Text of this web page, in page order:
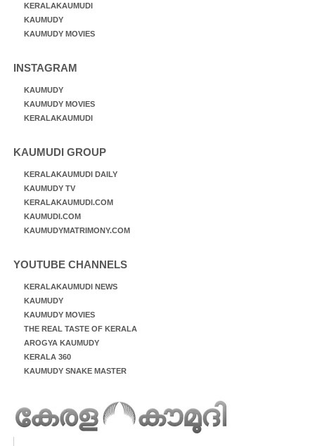
KERALAKAUMUDI
KAUMUDY
KAUMUDY MOVIES
INSTAGRAM
KAUMUDY
KAUMUDY MOVIES
KERALAKAUMUDI
KAUMUDI GROUP
KERALAKAUMUDI DAILY
KAUMUDY TV
KERALAKAUMUDI.COM
KAUMUDI.COM
KAUMUDYMATRIMONY.COM
YOUTUBE CHANNELS
KERALAKAUMUDI NEWS
KAUMUDY
KAUMUDY MOVIES
THE REAL TASTE OF KERALA
AROGYA KAUMUDY
KERALA 360
KAUMUDY SNAKE MASTER